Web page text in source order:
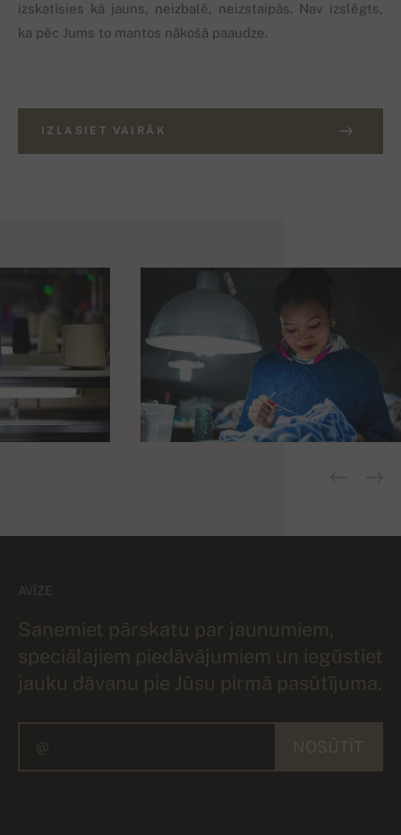
izskatīsies kā jauns, neizbalē, neizstaipās. Nav izslēgts,
ka pēc Jums to mantos nākošā paaudze.
IZLASIET VAIRĀK
AVĪZE
Saņemiet pārskatu par jaunumiem,
speciālajiem piedāvājumiem un iegūstiet
jauku dāvanu pie Jūsu pirmā pasūtījuma.